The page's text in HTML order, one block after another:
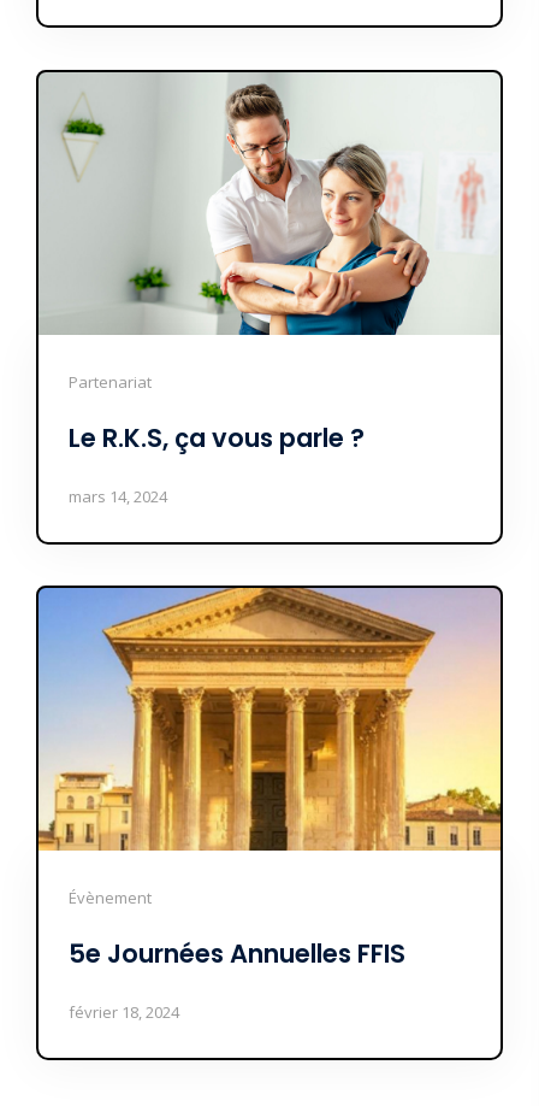
Partenariat
Le R.K.S, ça vous parle ?
mars 14, 2024
Évènement
5e Journées Annuelles FFIS
février 18, 2024